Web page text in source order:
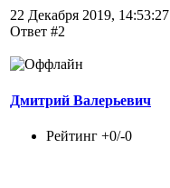
22 Декабря 2019, 14:53:27
Ответ #2
Дмитрий Валерьевич
Рейтинг +0/-0